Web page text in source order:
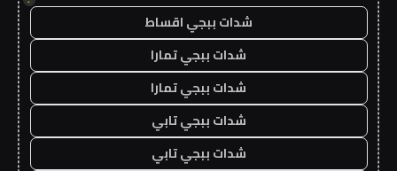
شدات ببجي اقساط
شدات ببجي تمارا
شدات ببجي تمارا
شدات ببجي تابي
شدات ببجي تابي